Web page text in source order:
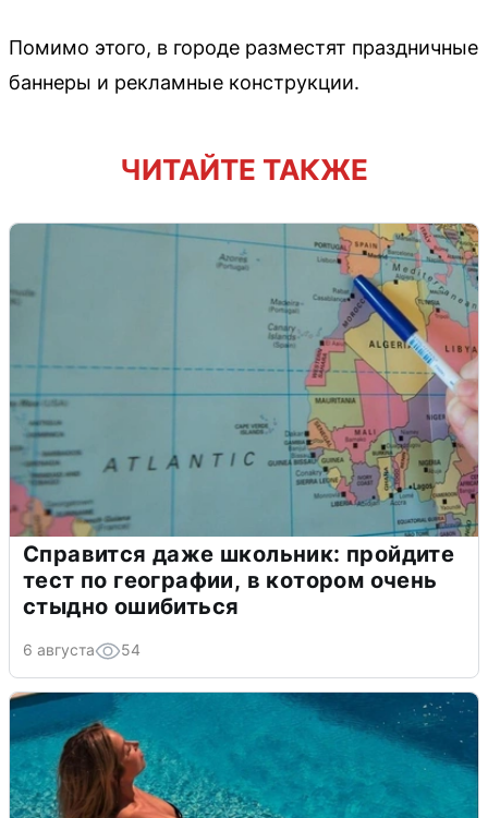
Помимо этого, в городе разместят праздничные
баннеры и рекламные конструкции.
ЧИТАЙТЕ ТАКЖЕ
Справится даже школьник: пройдите
тест по географии, в котором очень
стыдно ошибиться
6 августа 54